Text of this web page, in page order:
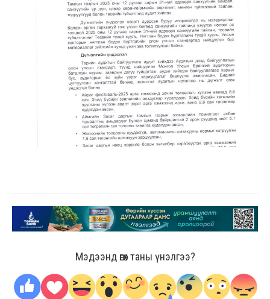
Мэдээнд өгөх таны үнэлгээ?